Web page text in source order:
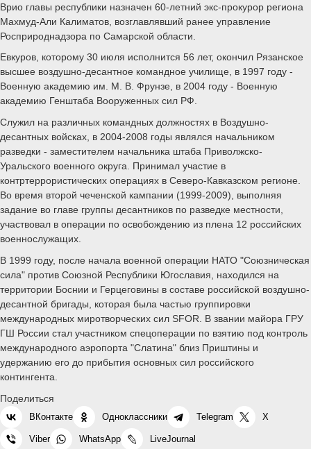
Врио главы республики назначен 60-летний экс-прокурор региона
Махмуд-Али Калиматов, возглавлявший ранее управление
Росприроднадзора по Самарской области.
Евкуров, которому 30 июля исполнится 56 лет, окончил Рязанское
высшее воздушно-десантное командное училище, в 1997 году -
Военную академию им. М. В. Фрунзе, в 2004 году - Военную
академию Генштаба Вооруженных сил РФ.
Служил на различных командных должностях в Воздушно-
десантных войсках, в 2004-2008 годы являлся начальником
разведки - заместителем начальника штаба Приволжско-
Уральского военного округа. Принимал участие в
контртеррористических операциях в Северо-Кавказском регионе.
Во время второй чеченской кампании (1999-2009), выполняя
задание во главе группы десантников по разведке местности,
участвовал в операции по освобождению из плена 12 российских
военнослужащих.
В 1999 году, после начала военной операции НАТО "Союзническая
сила" против Союзной Республики Югославия, находился на
территории Боснии и Герцеговины в составе российской воздушно-
десантной бригады, которая была частью группировки
международных миротворческих сил SFОR. В звании майора ГРУ
ГШ России стал участником спецоперации по взятию под контроль
международного аэропорта "Слатина" близ Приштины и
удержанию его до прибытия основных сил российского
контингента.
Поделиться
ВКонтакте Одноклассники Telegram X
Viber WhatsApp LiveJournal